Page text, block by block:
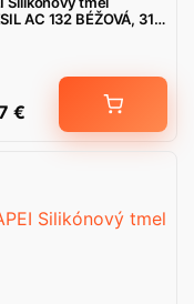
AC 132 BÉŽOVÁ, 310
€